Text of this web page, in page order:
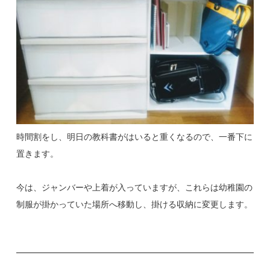
時間割をし、明日の教科書がはいると重くなるので、一番下に
置きます。
今は、ジャンバーや上着が入っていますが、これらは幼稚園の
制服が掛かっていた場所へ移動し、掛ける収納に変更します。